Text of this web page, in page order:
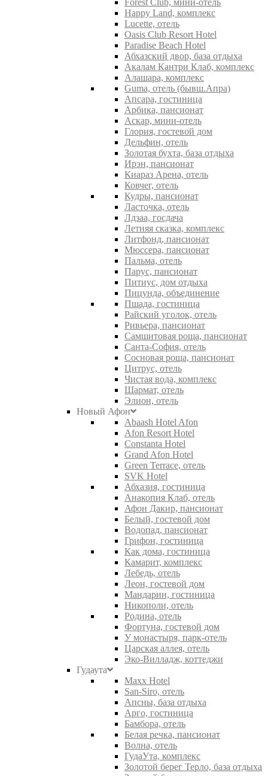
Forest Club, мини-отель
Happy Land, комплекс
Lucette, отель
Oasis Club Resort Hotel
Paradise Beach Hotel
Абхазский двор, база отдыха
Акалам Кантри Клаб, комплекс
Алашара, комплекс
Guma, отель (бывш.Апра)
Апсара, гостиница
Арбика, пансионат
Аскар, мини-отель
Глория, гостевой дом
Дельфин, отель
Золотая бухта, база отдыха
Ирэн, пансионат
Киараз Арена, отель
Ковчег, отель
Кудры, пансионат
Ласточка, отель
Лдзаа, госдача
Летняя сказка, комплекс
Литфонд, пансионат
Мюссера, пансионат
Пальма, отель
Парус, пансионат
Питиус, дом отдыха
Пицунда, объединение
Пшада, гостиница
Райский уголок, отель
Ривьера, пансионат
Самшитовая роща, пансионат
Санта-София, отель
Сосновая роща, пансионат
Цитрус, отель
Чистая вода, комплекс
Шармат, отель
Элион, отель
Новый Афон
Abaash Hotel Afon
Afon Resort Hotel
Constanta Hotel
Grand Afon Hotel
Green Terrace, отель
SVK Hotel
Абхазия, гостиница
Анакопия Клаб, отель
Афон Дакир, пансионат
Белый, гостевой дом
Водопад, пансионат
Грифон, гостиница
Как дома, гостиница
Камарит, комплекс
Лебедь, отель
Леон, гостевой дом
Мандарин, гостиница
Никополи, отель
Родина, отель
Фортуна, гостевой дом
У монастыря, парк-отель
Царская аллея, отель
Эко-Вилладж, коттеджи
Гудаута
Maxx Hotel
San-Siro, отель
Апсны, база отдыха
Арго, гостиница
Бамбора, отель
Белая речка, пансионат
Волна, отель
ГудаУта, комплекс
Золотой берег Терло, база отдыха